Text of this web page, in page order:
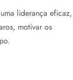
liderança eficaz,
motivar os